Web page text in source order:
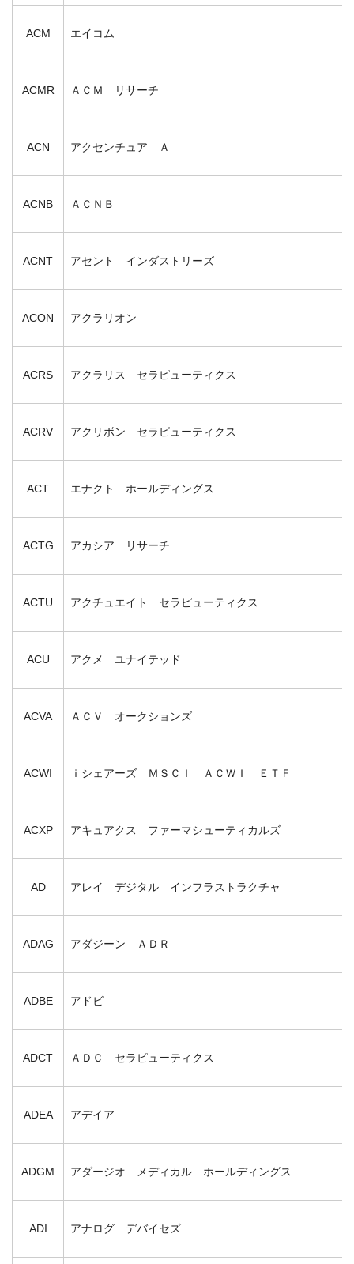
ACM エイコム
ACMR ＡＣＭ リサーチ
ACN アクセンチュア Ａ
ACNB ＡＣＮＢ
ACNT アセント インダストリーズ
ACON アクラリオン
ACRS アクラリス セラピューティクス
ACRV アクリボン セラピューティクス
ACT エナクト ホールディングス
ACTG アカシア リサーチ
ACTU アクチュエイト セラピューティクス
ACU アクメ ユナイテッド
ACVA ＡＣＶ オークションズ
ACWI ｉシェアーズ ＭＳＣＩ ＡＣＷＩ ＥＴＦ
ACXP アキュアクス ファーマシューティカルズ
AD アレイ デジタル インフラストラクチャ
ADAG アダジーン ＡＤＲ
ADBE アドビ
ADCT ＡＤＣ セラピューティクス
ADEA アデイア
ADGM アダージオ メディカル ホールディングス
ADI アナログ デバイセズ